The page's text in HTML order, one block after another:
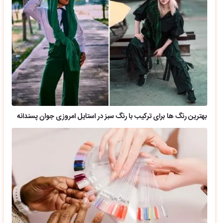
بهترین رنگ ها برای ترکیب با رنگ سبز در استایل امروزی جوان پسندانه